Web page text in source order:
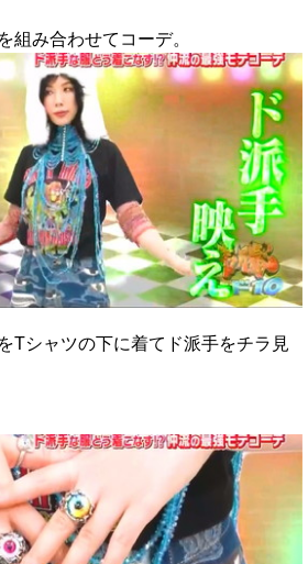
組み合わせてコーデ。
Tシャツの下に着てド派手をチラ見